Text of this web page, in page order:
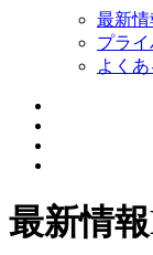
最新情
プラ
よく
最新情報